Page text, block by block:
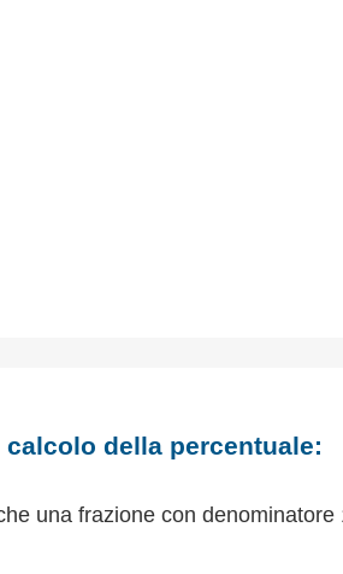
della percentuale:
una frazione con denominatore